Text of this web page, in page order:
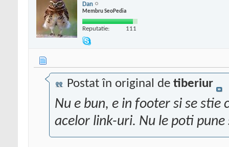
Dan
Membru SeoPedia
Reputatie: 111
Postat în original de tiberiur
Nu e bun, e in footer si se
acelor link-uri. Nu le poti pune